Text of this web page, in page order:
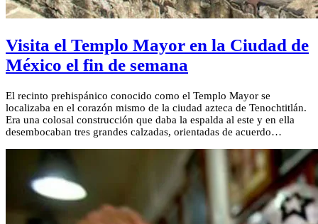
Visita el Templo Mayor en la Ciudad de
México el fin de semana
El recinto prehispánico conocido como el Templo Mayor se
localizaba en el corazón mismo de la ciudad azteca de Tenochtitlán.
Era una colosal construcción que daba la espalda al este y en ella
desembocaban tres grandes calzadas, orientadas de acuerdo…